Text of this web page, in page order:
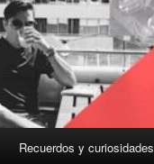
Recuerdos y curiosidades